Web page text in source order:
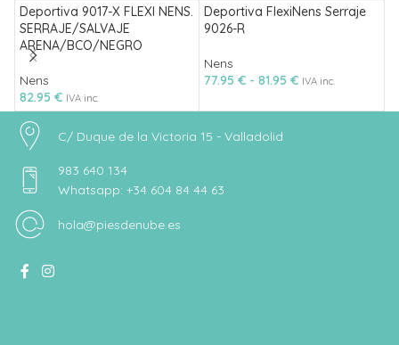
Deportiva 9017-X FLEXI NENS.
SERRAJE/SALVAJE
ARENA/BCO/NEGRO
Nens
82.95 € IVA inc.
Deportiva FlexiNens Serraje
9026-R
Nens
77.95 € - 81.95 € IVA inc.
C/ Duque de la Victoria 15 - Valladolid
983 640 134
Whatsapp: +34 604 84 44 63
hola@piesdenube.es